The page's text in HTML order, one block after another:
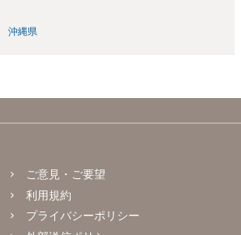
沖縄県
ご意見・ご要望
利用規約
プライバシーポリシー